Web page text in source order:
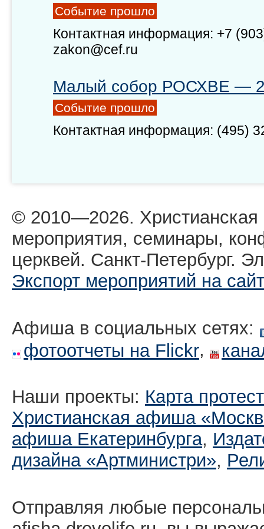
Событие прошло
Контактная информация: +7
zakon@cef.ru
Малый собор РОСХВЕ —
Событие прошло
Контактная информация: (495)
© 2010—2026.
мероприятия, семинары,
церквей. Санкт-Петербург.
Экспорт мероприятий на сайт
Афиша в социальных сетях:
фотоотчеты на Flickr,
Наши проекты: Карта
Христианская афиша
афиша Екатеринбургa,
дизайна «Артминистри»,
Отправляя любые